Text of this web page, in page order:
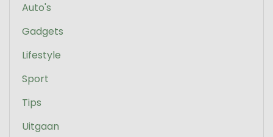
Auto's
Gadgets
Lifestyle
Sport
Tips
Uitgaan